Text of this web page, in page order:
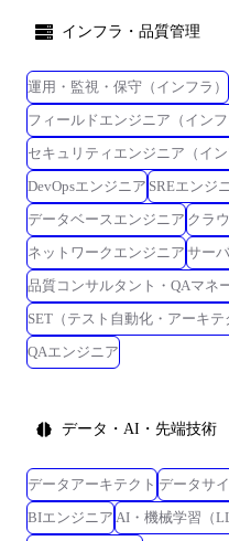
インフラ・品質管理
運用・監視・保守（インフラ）
フィールドエンジニア（インフ
セキュリティエンジニア（イン
DevOpsエンジニア SREエンジ
データベースエンジニア クラ
ネットワークエンジニア サー
品質コンサルタント・QAマネ
SET（テスト自動化・アーキテ
QAエンジニア
データ・AI・先端技術
データアーキテクト データサ
BIエンジニア AI・機械学習（